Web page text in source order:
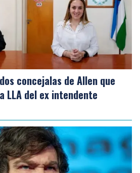
concejalas de Allen que
LLA del ex intendente